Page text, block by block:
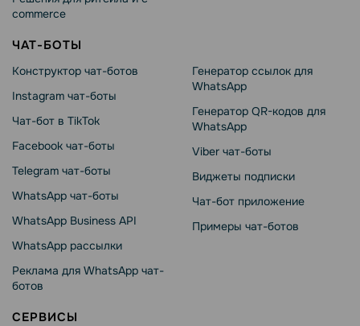
commerce
ЧАТ-БОТЫ
Конструктор чат-ботов
Instagram чат-боты
Чат-бот в TikTok
Facebook чат-боты
Telegram чат-боты
WhatsApp чат-боты
WhatsApp Business API
WhatsApp рассылки
Реклама для WhatsApp чат-
ботов
Генератор ссылок для
WhatsApp
Генератор QR-кодов для
WhatsApp
Viber чат-боты
Виджеты подписки
Чат-бот приложение
Примеры чат-ботов
СЕРВИСЫ